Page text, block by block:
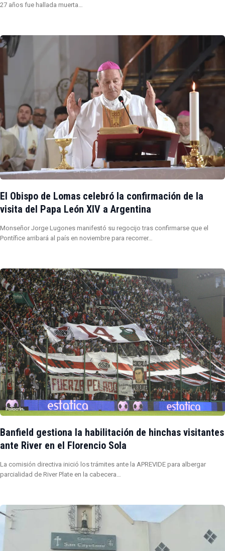
27 años fue hallada muerta…
El Obispo de Lomas celebró la confirmación de la
visita del Papa León XIV a Argentina
Monseñor Jorge Lugones manifestó su regocijo tras confirmarse que el
Pontífice arribará al país en noviembre para recorrer…
Banfield gestiona la habilitación de hinchas visitantes
ante River en el Florencio Sola
La comisión directiva inició los trámites ante la APREVIDE para albergar
parcialidad de River Plate en la cabecera…